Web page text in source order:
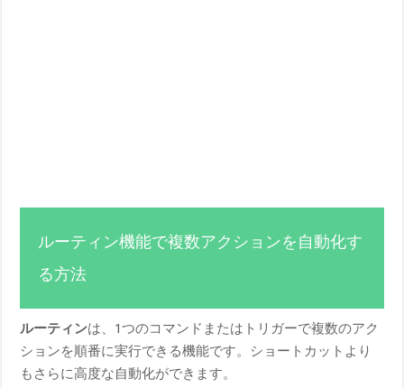
ルーティン機能で複数アクションを自動化す
る方法
ルーティンは、1つのコマンドまたはトリガーで複数のアク
ションを順番に実行できる機能です。ショートカットより
もさらに高度な自動化ができます。